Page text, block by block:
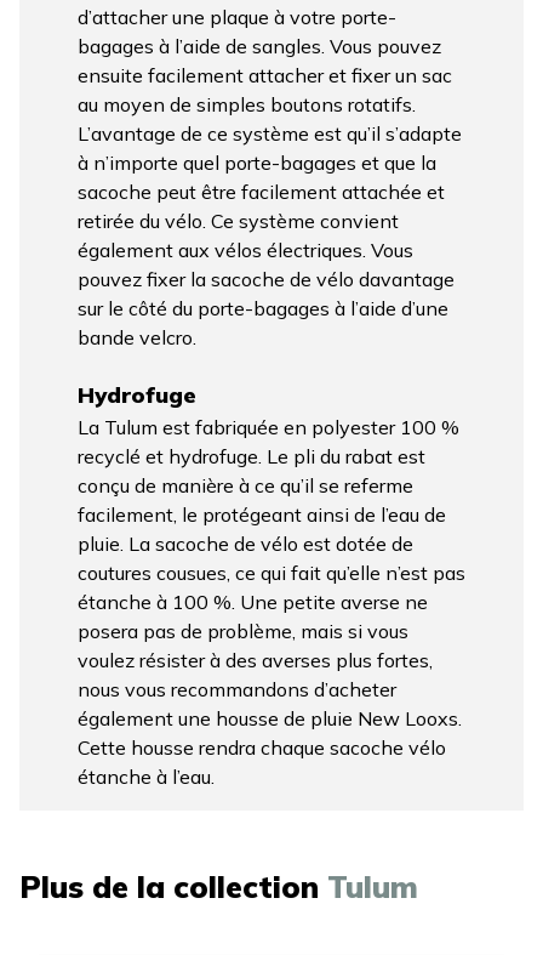
d’attacher une plaque à votre porte-
bagages à l’aide de sangles. Vous pouvez
ensuite facilement attacher et fixer un sac
au moyen de simples boutons rotatifs.
L’avantage de ce système est qu’il s’adapte
à n’importe quel porte-bagages et que la
sacoche peut être facilement attachée et
retirée du vélo. Ce système convient
également aux vélos électriques. Vous
pouvez fixer la sacoche de vélo davantage
sur le côté du porte-bagages à l’aide d’une
bande velcro.
Hydrofuge
La Tulum est fabriquée en polyester 100 %
recyclé et hydrofuge. Le pli du rabat est
conçu de manière à ce qu’il se referme
facilement, le protégeant ainsi de l’eau de
pluie. La sacoche de vélo est dotée de
coutures cousues, ce qui fait qu’elle n’est pas
étanche à 100 %. Une petite averse ne
posera pas de problème, mais si vous
voulez résister à des averses plus fortes,
nous vous recommandons d’acheter
également une housse de pluie New Looxs.
Cette housse rendra chaque sacoche vélo
étanche à l’eau.
Plus de la collection Tulum